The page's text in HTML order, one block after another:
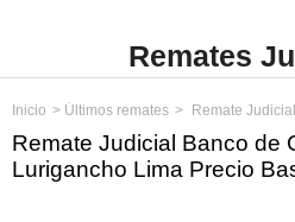
Remates
Inicio Últimos remates Remate Judicial Banco de
Remate Judicial Banco de
Lurigancho Lima Precio